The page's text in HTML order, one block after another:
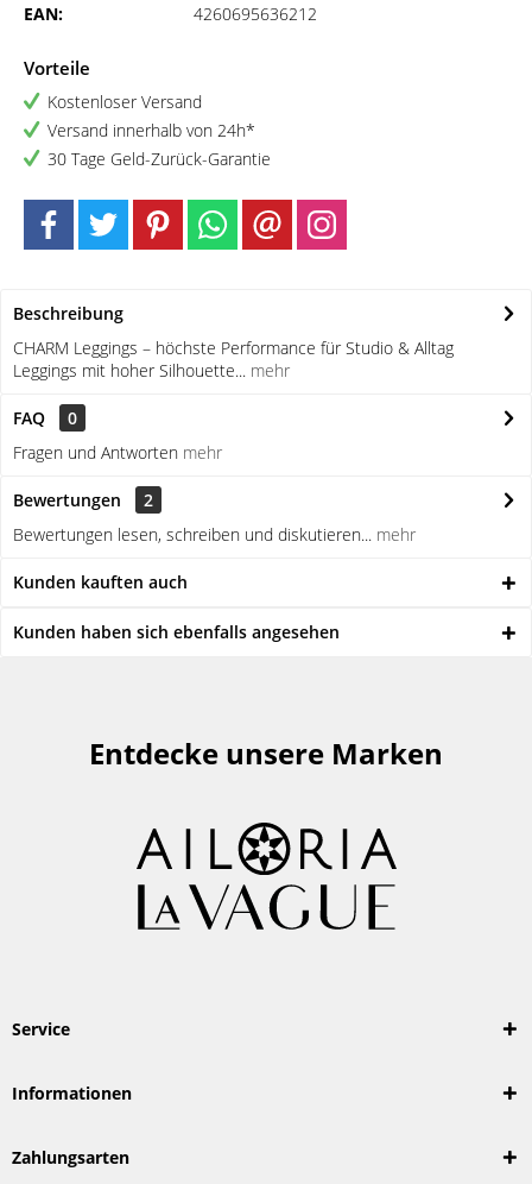
EAN:
4260695636212
Vorteile
Kostenloser Versand
Versand innerhalb von 24h*
30 Tage Geld-Zurück-Garantie
Beschreibung
CHARM Leggings – höchste Performance für Studio & Alltag
Leggings mit hoher Silhouette... mehr
FAQ
0
Fragen und Antworten mehr
Bewertungen
2
Bewertungen lesen, schreiben und diskutieren... mehr
Kunden kauften auch
Kunden haben sich ebenfalls angesehen
Entdecke unsere Marken
Service
Informationen
Zahlungsarten